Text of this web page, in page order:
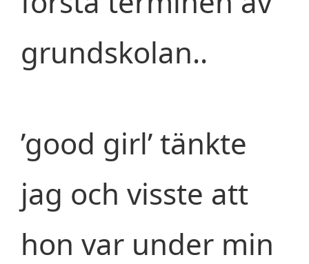
grundskolan..
’good girl’ tänkte
jag och visste att
hon var under min